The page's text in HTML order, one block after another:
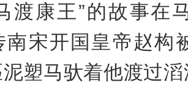
渡康王”的故事在
南宋开国皇帝赵构
塑马驮着他渡过